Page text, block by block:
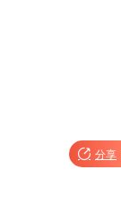
 分享